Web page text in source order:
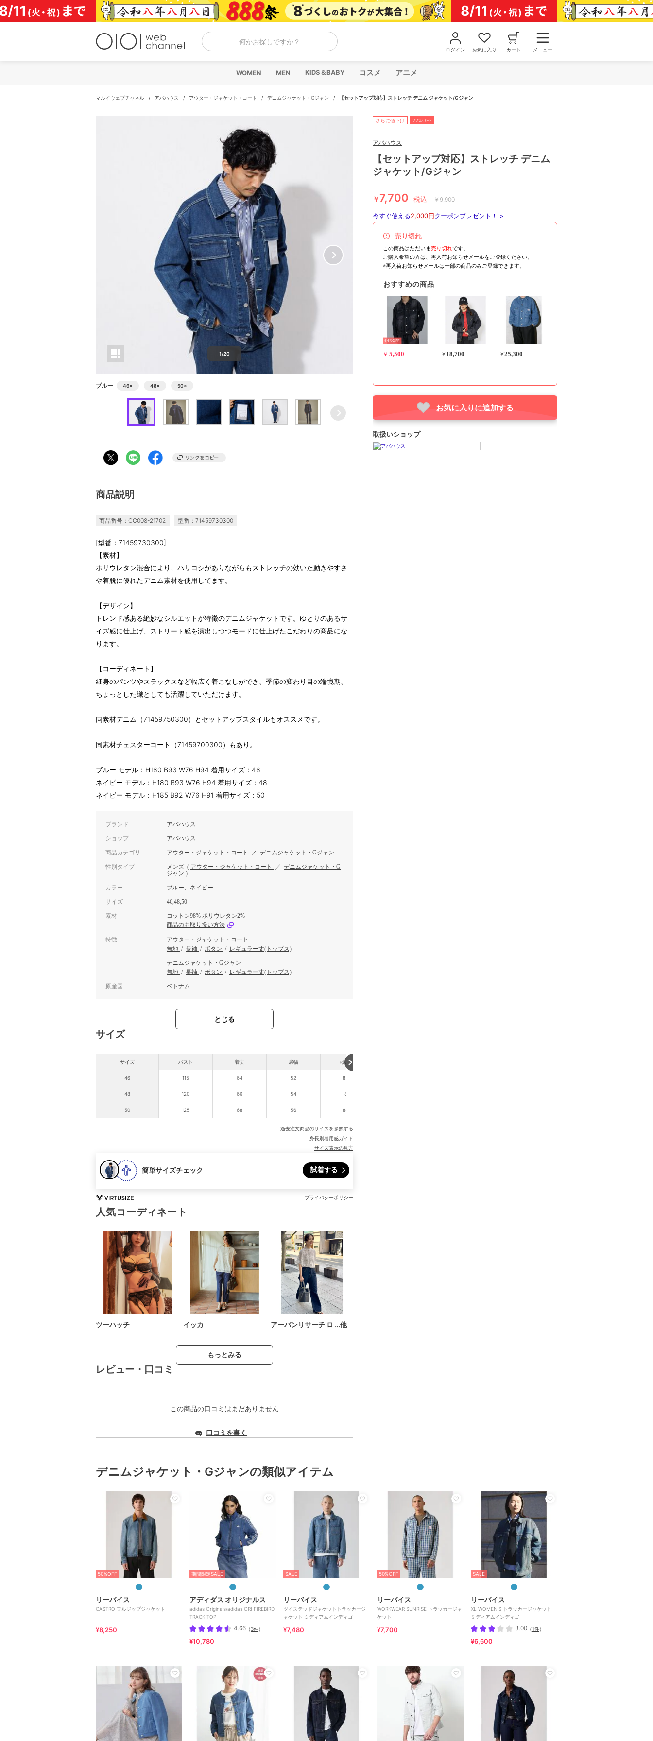
コ
ン
テ
何かお探しですか？
ログイン お気に入り カート メニュー
WOMEN MEN KIDS＆BABY コスメ アニメ
マルイウェブチャネル / アバハウス / アウター・ジャケット・コート / デニムジャケット・Gジャン / 【セットアップ対応】ストレッチ デニム ジャケット/Gジャン
1/20
ブルー 46× 48× 50×
商品説明
商品番号：CC008-21702 型番：71459730300
[型番：71459730300]
【素材】
ポリウレタン混合により、ハリコシがありながらもストレッチの効いた動きやすさ
や着脱に優れたデニム素材を使用してます。
【デザイン】
トレンド感ある絶妙なシルエットが特徴のデニムジャケットです。ゆとりのあるサ
イズ感に仕上げ、ストリート感を演出しつつモードに仕上げたこだわりの商品にな
ります。
【コーディネート】
細身のパンツやスラックスなど幅広く着こなしができ、季節の変わり目の端境期、
ちょっとした織としても活躍していただけます。
同素材デニム（71459750300）とセットアップスタイルもオススメです。
同素材チェスターコート（71459700300）もあり。
ブルー モデル：H180 B93 W76 H94 着用サイズ：48
ネイビー モデル：H180 B93 W76 H94 着用サイズ：48
ネイビー モデル：H185 B92 W76 H91 着用サイズ：50
ブランド アバハウス
ショップ アバハウス
商品カテゴリ アウター・ジャケット・コート ／ デニムジャケット・Gジャン
性別タイプ メンズ ( アウター・ジャケット・コート ／ デニムジャケット・G
ジャン )
カラー ブルー、ネイビー
サイズ 46,48,50
素材
コットン98% ポリウレタン2%
商品のお取り扱い方法
特徴
アウター・ジャケット・コート
無地 / 長袖 / ボタン / レギュラー丈(トップス)
デニムジャケット・Gジャン
無地 / 長袖 / ボタン / レギュラー丈(トップス)
原産国 ベトナム
とじる
サイズ
サイズ
46
48
50
バスト 着丈 肩幅 ゆき丈
115 64 52 83.5
120 66 54 86
125 68 56 88.5
過去注文商品のサイズを参照する
身長別着用感ガイド
サイズ表示の見方
簡単サイズチェック 試着する
プライバシーポリシー
人気コーディネート
ツーハッチ イッカ アーバンリサーチ ロ …他
もっとみる
レビュー・口コミ
この商品の口コミはまだありません
口コミを書く
さらに値下げ 22%OFF
アバハウス
【セットアップ対応】ストレッチ デニム
ジャケット/Gジャン
￥7,700 税込 ￥9,900
今すぐ使える2,000円クーポンプレゼント！ >
売り切れ
この商品はただいま売り切れです。
ご購入希望の方は、再入荷お知らせメールをご登録ください。
※再入荷お知らせメールは一部の商品のみご登録できます。
おすすめの商品
54%OFF
￥ 5,500 ￥ 18,700 ￥25,300
お気に入りに追加する
取扱いショップ
デニムジャケット・Gジャンの類似アイテム
50%OFF
リーバイス
CASTRO フルジップジャケット
¥8,250
期間限定SALE
アディダス オリジナルス
adidas Originals/adidas ORI FIREBIRD
TRACK TOP
4.66 （3件）
¥10,780
SALE
リーバイス
ツイステッドジャケットトラッカージ
ャケット ミディアムインディゴ
¥7,480
50%OFF
リーバイス
WORKWEAR SUNRISE トラッカージャ
ケット
¥7,700
SALE
リーバイス
XL WOMEN'S トラッカージャケット
ミディアムインディゴ
3.00 （1件）
¥6,600